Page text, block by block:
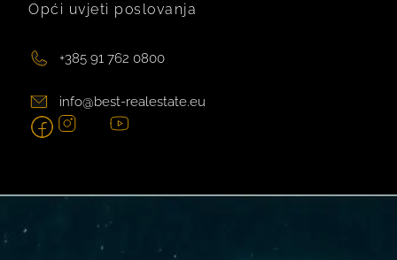
Opći uvjeti poslovanja
+385 91 762 0800
info@best-realestate.eu